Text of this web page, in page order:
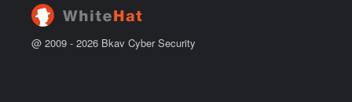
@ 2009 - 2026 Bkav Cyber Security